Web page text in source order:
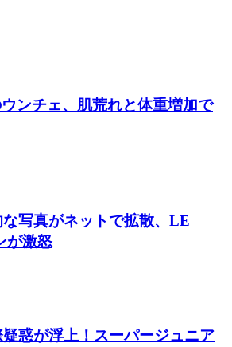
ンチェ、肌荒れと体重増加で
写真がネットで拡散、LE
が激怒
惑が浮上！スーパージュニア